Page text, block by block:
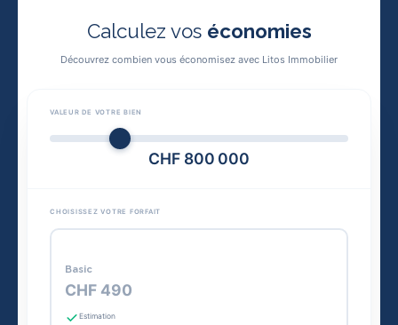
Calculez vos économies
Découvrez combien vous économisez avec Litos Immobilier
VALEUR DE VOTRE BIEN
CHF 800 000
CHOISISSEZ VOTRE FORFAIT
Basic
CHF 490
Estimation